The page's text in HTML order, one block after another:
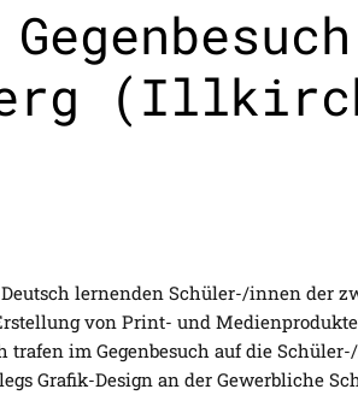
Deutsch lernenden Schüler-/innen der
von Print- und
trafen im Gegenbesuch auf die
Grafik-Design an der Gewerbliche